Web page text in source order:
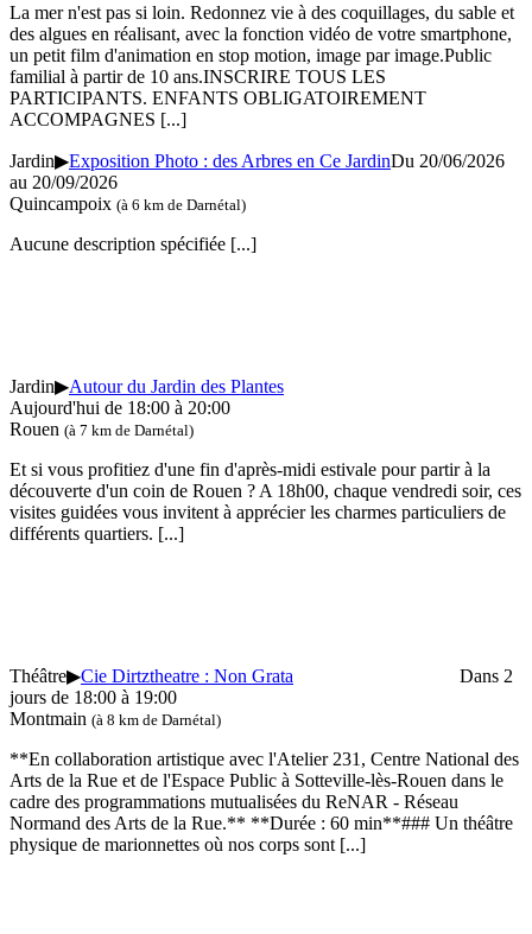
La mer n'est pas si loin. Redonnez vie à des coquillages, du sable et
des algues en réalisant, avec la fonction vidéo de votre smartphone,
un petit film d'animation en stop motion, image par image.Public
familial à partir de 10 ans.INSCRIRE TOUS LES
PARTICIPANTS. ENFANTS OBLIGATOIREMENT
ACCOMPAGNES [...]
Jardin▶Exposition Photo : des Arbres en Ce JardinDu 20/06/2026
au 20/09/2026
Quincampoix (à 6 km de Darnétal)
Aucune description spécifiée [...]
Jardin▶Autour du Jardin des Plantes
Aujourd'hui de 18:00 à 20:00
Rouen (à 7 km de Darnétal)
Et si vous profitiez d'une fin d'après-midi estivale pour partir à la
découverte d'un coin de Rouen ? A 18h00, chaque vendredi soir, ces
visites guidées vous invitent à apprécier les charmes particuliers de
différents quartiers. [...]
Théâtre▶Cie Dirtztheatre : Non Grata
Dans 2
jours de 18:00 à 19:00
Montmain (à 8 km de Darnétal)
**En collaboration artistique avec l'Atelier 231, Centre National des
Arts de la Rue et de l'Espace Public à Sotteville-lès-Rouen dans le
cadre des programmations mutualisées du ReNAR - Réseau
Normand des Arts de la Rue.** **Durée : 60 min**### Un théâtre
physique de marionnettes où nos corps sont [...]